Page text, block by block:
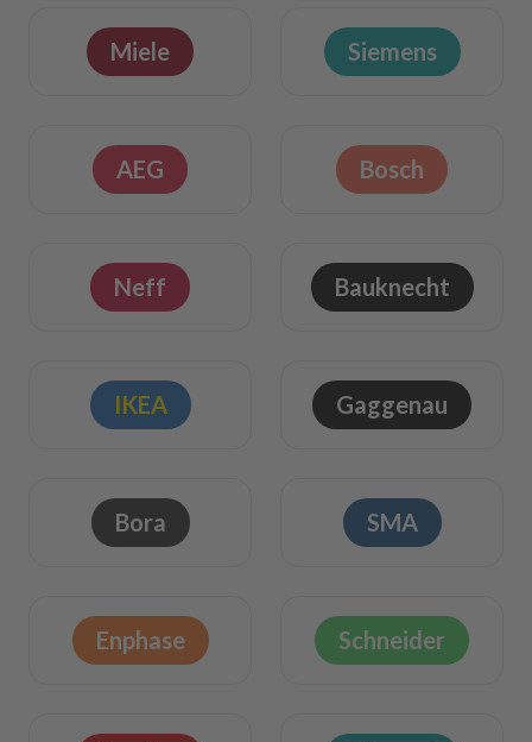
Miele Siemens
AEG Bosch
Neff Bauknecht
IKEA Gaggenau
Bora SMA
Enphase Schneider